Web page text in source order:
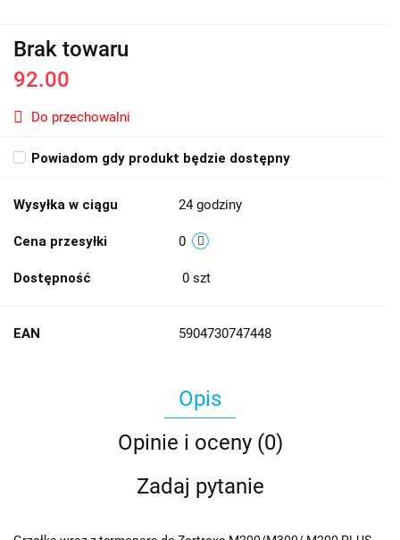
Brak towaru
92.00
Do przechowalni
Powiadom gdy produkt będzie dostępny
Wysyłka w ciągu 24 godziny
Cena przesyłki 0
Dostępność 0 szt
EAN 5904730747448
Opis
Opinie i oceny (0)
Zadaj pytanie